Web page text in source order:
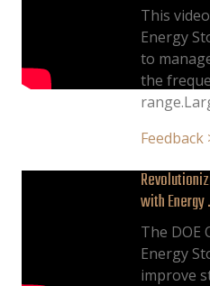
This
Energy
to
the
Feedback
with
The DOE
Energy
improve